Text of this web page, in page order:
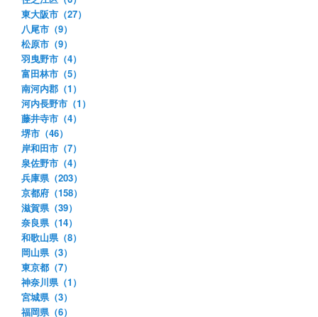
東大阪市（27）
八尾市（9）
松原市（9）
羽曳野市（4）
富田林市（5）
南河内郡（1）
河内長野市（1）
藤井寺市（4）
堺市（46）
岸和田市（7）
泉佐野市（4）
兵庫県（203）
京都府（158）
滋賀県（39）
奈良県（14）
和歌山県（8）
岡山県（3）
東京都（7）
神奈川県（1）
宮城県（3）
福岡県（6）